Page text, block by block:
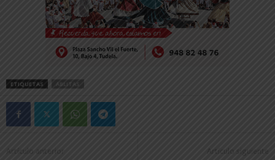
ETIQUETAS ABLITAS
Artículo anterior Artículo siguiente